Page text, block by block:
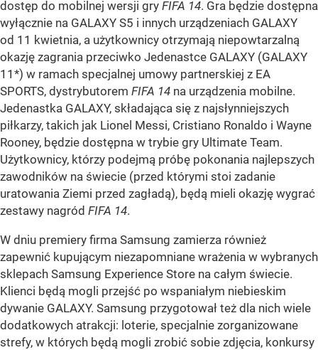
dostęp do mobilnej wersji gry FIFA 14. Gra będzie dostępna
wyłącznie na GALAXY S5 i innych urządzeniach GALAXY
od 11 kwietnia, a użytkownicy otrzymają niepowtarzalną
okazję zagrania przeciwko Jedenastce GALAXY (GALAXY
11*) w ramach specjalnej umowy partnerskiej z EA
SPORTS, dystrybutorem FIFA 14 na urządzenia mobilne.
Jedenastka GALAXY, składająca się z najsłynniejszych
piłkarzy, takich jak Lionel Messi, Cristiano Ronaldo i Wayne
Rooney, będzie dostępna w trybie gry Ultimate Team.
Użytkownicy, którzy podejmą próbę pokonania najlepszych
zawodników na świecie (przed którymi stoi zadanie
uratowania Ziemi przed zagładą), będą mieli okazję wygrać
zestawy nagród FIFA 14.
W dniu premiery firma Samsung zamierza również
zapewnić kupującym niezapomniane wrażenia w wybranych
sklepach Samsung Experience Store na całym świecie.
Klienci będą mogli przejść po wspaniałym niebieskim
dywanie GALAXY. Samsung przygotował też dla nich wiele
dodatkowych atrakcji: loterie, specjalnie zorganizowane
strefy, w których będą mogli zrobić sobie zdjęcia, konkursy